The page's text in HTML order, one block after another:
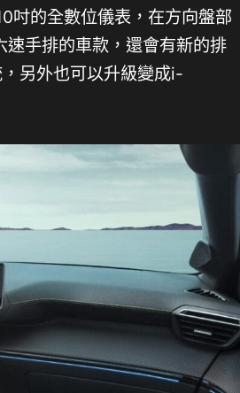
吋的全數位儀表，在方向盤部
手排的車款，還會有新的排
另外也可以升級變成i-